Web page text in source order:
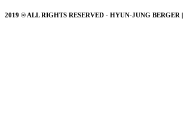
2019 ® ALL RIGHTS RESERVED - HYUN-JUNG BERGER |